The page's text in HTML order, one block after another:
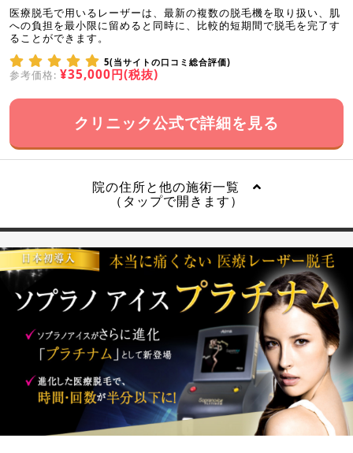
医療脱毛で用いるレーザーは、最新の複数の脱毛機を取り扱い、肌
への負担を最小限に留めると同時に、比較的短期間で脱毛を完了す
ることができます。
5(当サイトの口コミ総合評価)
参考価格: ¥35,000円(税抜)
クリニック公式で詳細を見る
院の住所と他の施術一覧
（タップで開きます）